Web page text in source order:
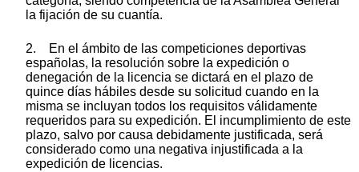
la fijación de su cuantía.
2. En el ámbito de las competiciones deportivas
españolas, la resolución sobre la expedición o
denegación de la licencia se dictará en el plazo de
quince días hábiles desde su solicitud cuando en la
misma se incluyan todos los requisitos válidamente
requeridos para su expedición. El incumplimiento de este
plazo, salvo por causa debidamente justificada, será
considerado como una negativa injustificada a la
expedición de licencias.